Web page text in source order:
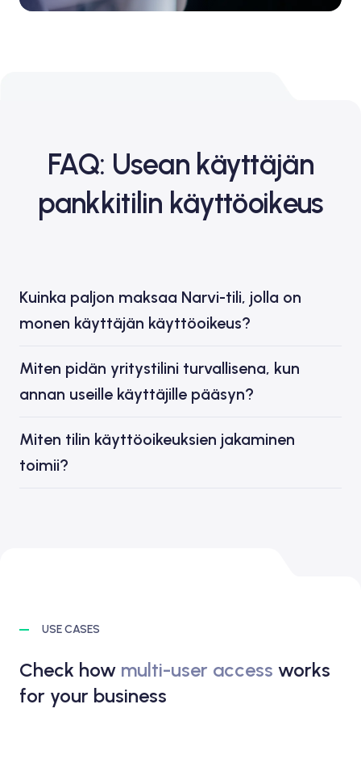
FAQ: Usean käyttäjän
pankkitilin käyttöoikeus
Kuinka paljon maksaa Narvi-tili, jolla on
monen käyttäjän käyttöoikeus?
Miten pidän yritystilini turvallisena, kun
annan useille käyttäjille pääsyn?
Miten tilin käyttöoikeuksien jakaminen
toimii?
USE CASES
Check how multi-user access works
for your business